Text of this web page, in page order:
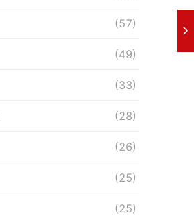
(57)
(49)
(33)
(28)
(26)
(25)
(25)